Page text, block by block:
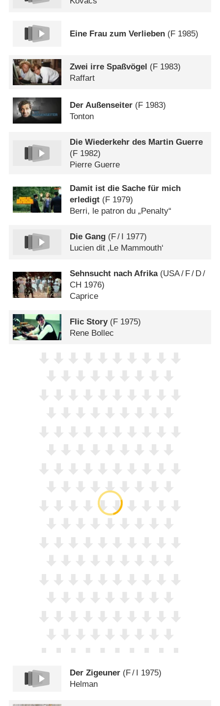
Eine Frau zum Verlieben (F 1985)
Zwei irre Spaßvögel (F 1983)
Raffart
Der Außenseiter (F 1983)
Tonton
Die Wiederkehr des Martin Guerre
(F 1982)
Pierre Guerre
Damit ist die Sache für mich
erledigt (F 1979)
Berri, le patron du „Penalty“
Die Gang (F/ I 1977)
Lucien dit ‚Le Mammouth‘
Sehnsucht nach Afrika(USA/ F/ D/
CH 1976)
Caprice
Flic Story(F 1975)
Rene Bollec
Der Zigeuner (F/
1975)
Helman